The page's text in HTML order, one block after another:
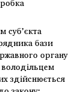
суб’єкта
бази
органу
здійснюється